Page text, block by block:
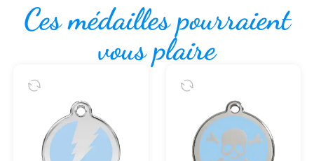
Ces médailles pourraient
vous plaire